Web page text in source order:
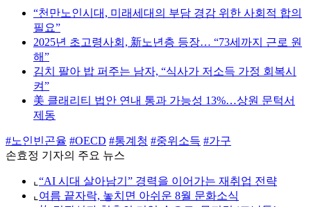
“천만노인시대, 미래세대의 부담 경감 위한 사회적 합의
필요”
2025년 초고령사회, 新노년층 등장… “73세까지 근로 원
해”
김치 팔아 밥 퍼주는 남자, “식사가 저소득 가정 회복시
켜”
美 클래리티 법안 연내 통과 가능성 13%…상원 문턱서
제동
#노인빈곤율 #OECD #통계청 #중위소득 #가구
손효정 기자의 주요 뉴스
⌞ “AI 시대 살아남기” 경력을 이어가는 재취업 전략
⌞ 여름 끝자락, 놓치면 아쉬운 8월 문화소식